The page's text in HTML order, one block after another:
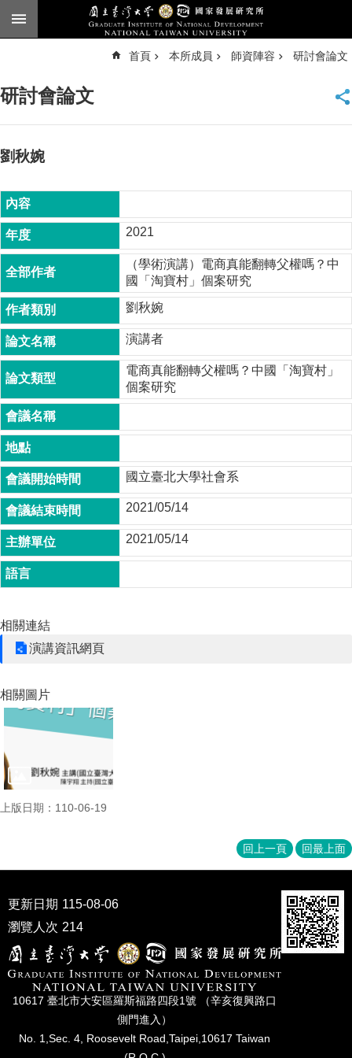
跳到主要內容區塊
臺
頁
公
告
本
所
介
本
所
成
員
博
士
班
碩
士
班
在
職
專
班
術
研
國
家
發
刊
專
所
學
會
首頁 本所成員 師資陣容 研討會論文
研討會論文
劉秋婉
2021
（學術演講）電商真能翻轉父權嗎？中
國「淘寶村」個案研究
劉秋婉
演講者
電商真能翻轉父權嗎？中國「淘寶村」
個案研究
國立臺北大學社會系
2021/05/14
2021/05/14
相關連結
演講資訊網頁
相關圖片
上版日期：110-06-19
回上一頁 回最上面
更新日期 115-08-06
瀏覽人次 214
10617 臺北市⼤安區羅斯福路四段1號 （辛亥復興路⼝
側⾨進入）
No. 1,Sec. 4, Roosevelt Road,Taipei,10617 Taiwan